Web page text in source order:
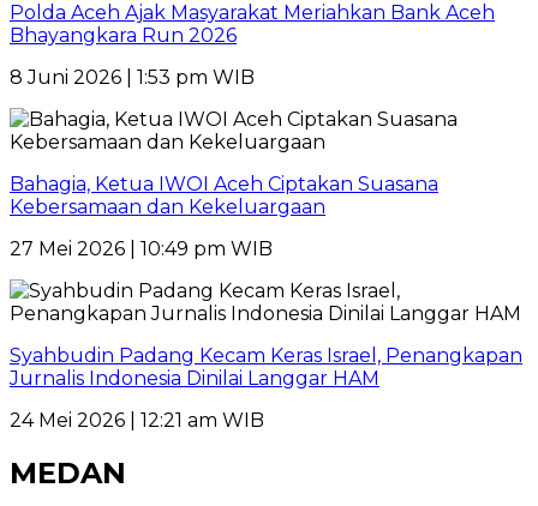
Polda Aceh Ajak Masyarakat Meriahkan Bank Aceh
Bhayangkara Run 2026
8 Juni 2026 | 1:53 pm WIB
Bahagia, Ketua IWOI Aceh Ciptakan Suasana
Kebersamaan dan Kekeluargaan
27 Mei 2026 | 10:49 pm WIB
Syahbudin Padang Kecam Keras Israel, Penangkapan
Jurnalis Indonesia Dinilai Langgar HAM
24 Mei 2026 | 12:21 am WIB
MEDAN